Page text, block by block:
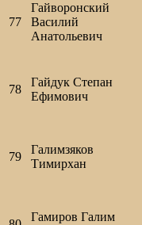
77
Гайворонский
Василий
Анатольевич
78
Гайдук Степан
Ефимович
79
Галимзяков
Тимирхан
Гамиров Галим